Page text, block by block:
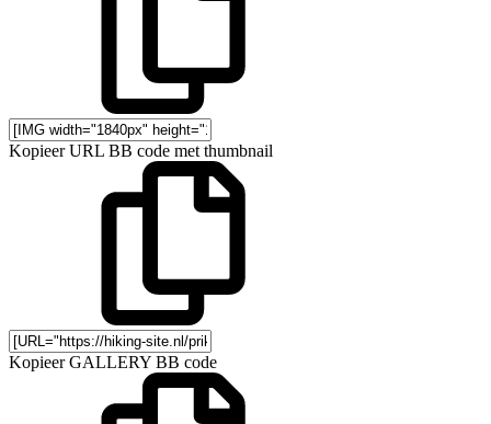
Kopieer URL BB code met thumbnail
Kopieer GALLERY BB code